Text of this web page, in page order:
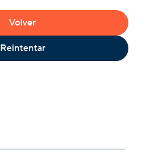
Volver
Reintentar